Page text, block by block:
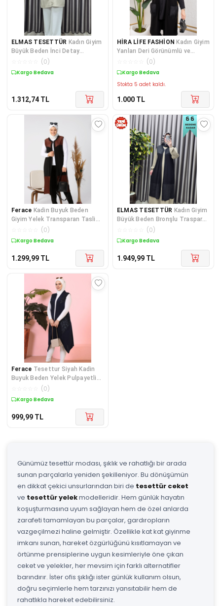
ELMAS TESETTÜR Kadın Giyim
Büyük Beden İnci Detay
Kapitone Yelek
(0)
Kargo Bedava
1.312,74 TL
HİRA LİFE FASHİON Kadın Giyim
Yanları Deri Görünümlü ve
Kapitone Detaylı Cepleri Kürklü
(0)
Kargo Bedava
Stokta 5 adet kaldı.
1.000 TL
Ferace Kadin Buyuk Beden
Giyim Yelek Transparan Tasli
Uzun Yelek(0)
Kargo Bedava
1.299,99 TL
ELMAS TESETTÜR Kadın Giyim
Büyük Beden Bronşlu Trasparan
Taşlı Uzun Yelek
(0)
Kargo Bedava
1.949,99 TL
Ferace Tesettur Siyah Kadin
Buyuk Beden Yelek Pulpayetli
(0)
Kargo Bedava
999,99 TL
Günümüz tesettür modası, şıklık ve rahatlığı bir arada
sunan parçalarla yeniden şekilleniyor. Bu dönüşümün
en dikkat çekici unsurlarından biri de tesettür ceket
ve tesettür yelekmodelleridir. Hem günlük hayatın
koşuşturmasına uyum sağlayan hem de özel anlarda
zarafeti tamamlayan bu parçalar, gardıropların
vazgeçilmezi haline gelmiştir. Özellikle kat kat giyinme
imkanı sunan, hareket özgürlüğünü kısıtlamayan ve
örtünme prensiplerine uygun kesimleriyle öne çıkan
ceket ve yelekler, her mevsim için farklı alternatifler
barındırır. İster ofis şıklığı ister günlük kullanım olsun,
doğru seçimlerle hem tarzınızı yansıtabilir hem de
rahatlıkla hareket edebilirsiniz.